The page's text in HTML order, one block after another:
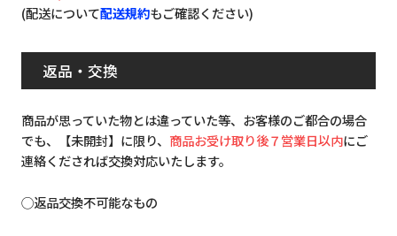
(配送について配送規約もご確認ください)
返品・交換
商品が思っていた物とは違っていた等、お客様のご都合の場合
でも、【未開封】に限り、 商品お受け取り後７営業日以内にご
連絡くだされば交換対応いたします。
◯返品交換不可能なもの